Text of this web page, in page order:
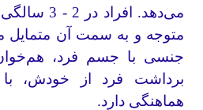
می‌دهد.
متوجه و به سمت آن متمایل
جنسی با جسم فرد،
برداشت فرد از خودش، با
هماهنگی دارد.